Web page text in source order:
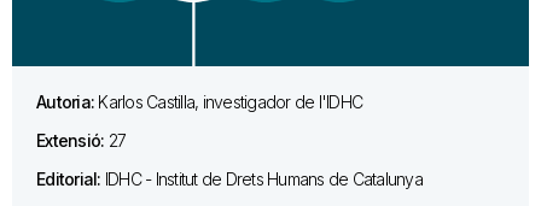
Autoria: Karlos Castilla, investigador de l'IDHC
Extensió: 27
Editorial: IDHC - Institut de Drets Humans de Catalunya